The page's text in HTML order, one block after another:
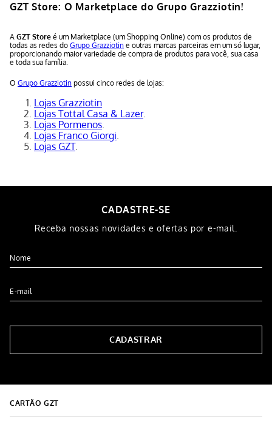
GZT Store: O Marketplace do Grupo Grazziotin!
A GZT Store é um Marketplace (um Shopping Online) com os produtos de
todas as redes do Grupo Grazziotin e outras marcas parceiras em um só lugar,
proporcionando maior variedade de compra de produtos para você, sua casa
e toda sua família.
O Grupo Grazziotin possui cinco redes de lojas:
Lojas Grazziotin
Lojas Tottal Casa & Lazer.
Lojas Pormenos
Lojas Franco Giorgi
Lojas GZT.
CADASTRE-SE
Receba nossas novidades e ofertas por e-mail.
CADASTRAR
CARTÃO GZT